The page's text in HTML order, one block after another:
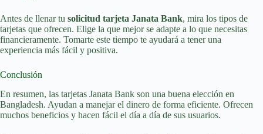
Antes de llenar tu solicitud tarjeta Janata Bank, mira los tipos de
tarjetas que ofrecen. Elige la que mejor se adapte a lo que necesitas
financieramente. Tomarte este tiempo te ayudará a tener una
experiencia más fácil y positiva.
Conclusión
En resumen, las tarjetas Janata Bank son una buena elección en
Bangladesh. Ayudan a manejar el dinero de forma eficiente. Ofrecen
muchos beneficios y hacen fácil el día a día de sus usuarios.